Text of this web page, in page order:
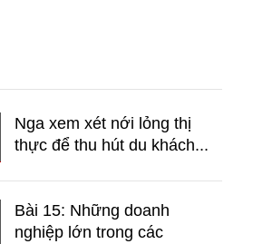
Nga xem xét nới lỏng thị
thực để thu hút du khách...
Bài 15: Những doanh
nghiệp lớn trong các